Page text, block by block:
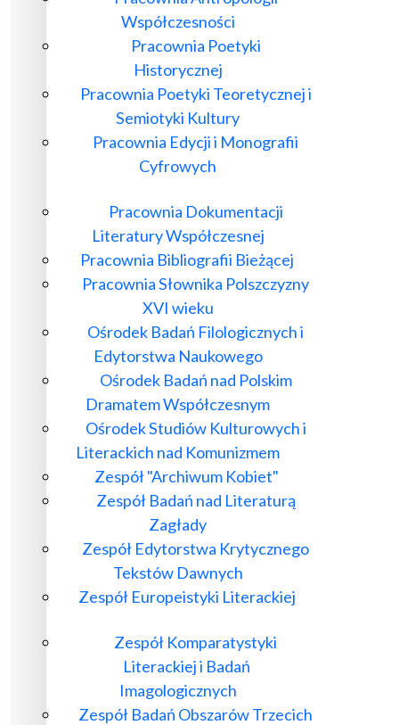
Współczesności
Pracownia Poetyki
Historycznej
Pracownia Poetyki Teoretycznej i
Semiotyki Kultury
Pracownia Edycji i Monografii
Cyfrowych
Pracownia Dokumentacji
Literatury Współczesnej
Pracownia Bibliografii Bieżącej
Pracownia Słownika Polszczyzny
XVI wieku
Ośrodek Badań Filologicznych i
Edytorstwa Naukowego
Ośrodek Badań nad Polskim
Dramatem Współczesnym
Ośrodek Studiów Kulturowych i
Literackich nad Komunizmem
Zespół "Archiwum Kobiet"
Zespół Badań nad Literaturą
Zagłady
Zespół Edytorstwa Krytycznego
Tekstów Dawnych
Zespół Europeistyki Literackiej
Zespół Komparatystyki
Literackiej i Badań
Imagologicznych
Zespół Badań Obszarów Trzecich